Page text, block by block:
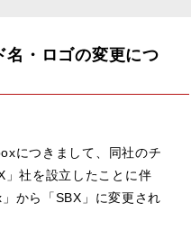
・ロゴの変更につ
につきまして、同社のチ
」社を設立したことに伴
から「SBX」に変更され